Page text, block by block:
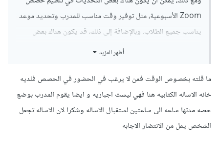
Zoom الأسبوعية، مثل توفير وقت مناسب للمدرب وتحديد موعد
يناسب جميع الطلاب. وبالإضافة إلى ذلك، قد يكون هناك بعض
الطلاب الذين لا يستطيعون الحضور لأسباب شخصية أو بسبب
لذلك أكاديمية حسوب تهدف إلى توفير خدمة للأسئلة الخاصة
بالدورات ويتم الإجابة عنها بأسرع وقت كما توجد قسم الأسئلة
والأجوبة العامة تسمح للطلاب بطرح الأسئلة والاستفسارات
والتفاعل مع المدربين والمشاركين في المجتمعات الخاصة بالدورات
أظهر المزيد
ما قلته بخصوص الوقت فمن لا يرغب في الحضور في الحصص فلديه
خانه الاساله الكتابيه هنا فهي ليست اجباريه و ايضا يقوم المدرب بوضع
حصه مدتها ساعه الى ساعتين لستقبال الاساله وشكرا لان الاساله تجعل
الشخص يمل من الانتضار الاجابه